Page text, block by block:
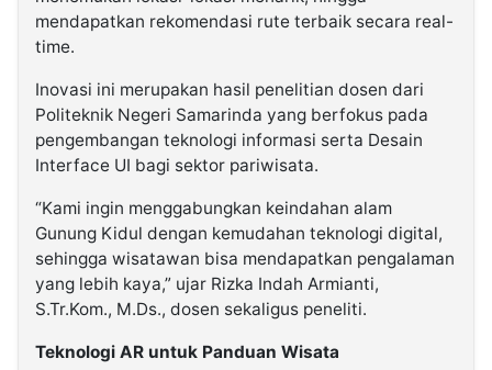
mendapatkan rekomendasi rute terbaik secara real-
time.
Inovasi ini merupakan hasil penelitian dosen dari
Politeknik Negeri Samarinda yang berfokus pada
pengembangan teknologi informasi serta Desain
Interface UI bagi sektor pariwisata.
“Kami ingin menggabungkan keindahan alam
Gunung Kidul dengan kemudahan teknologi digital,
sehingga wisatawan bisa mendapatkan pengalaman
yang lebih kaya,” ujar Rizka Indah Armianti,
S.Tr.Kom., M.Ds., dosen sekaligus peneliti.
Teknologi AR untuk Panduan Wisata